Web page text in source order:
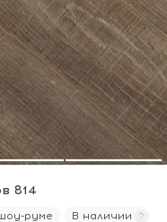
814
руме В наличии